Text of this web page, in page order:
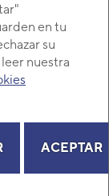
en tu
su
nuestra
ACEPTAR
J-
J-